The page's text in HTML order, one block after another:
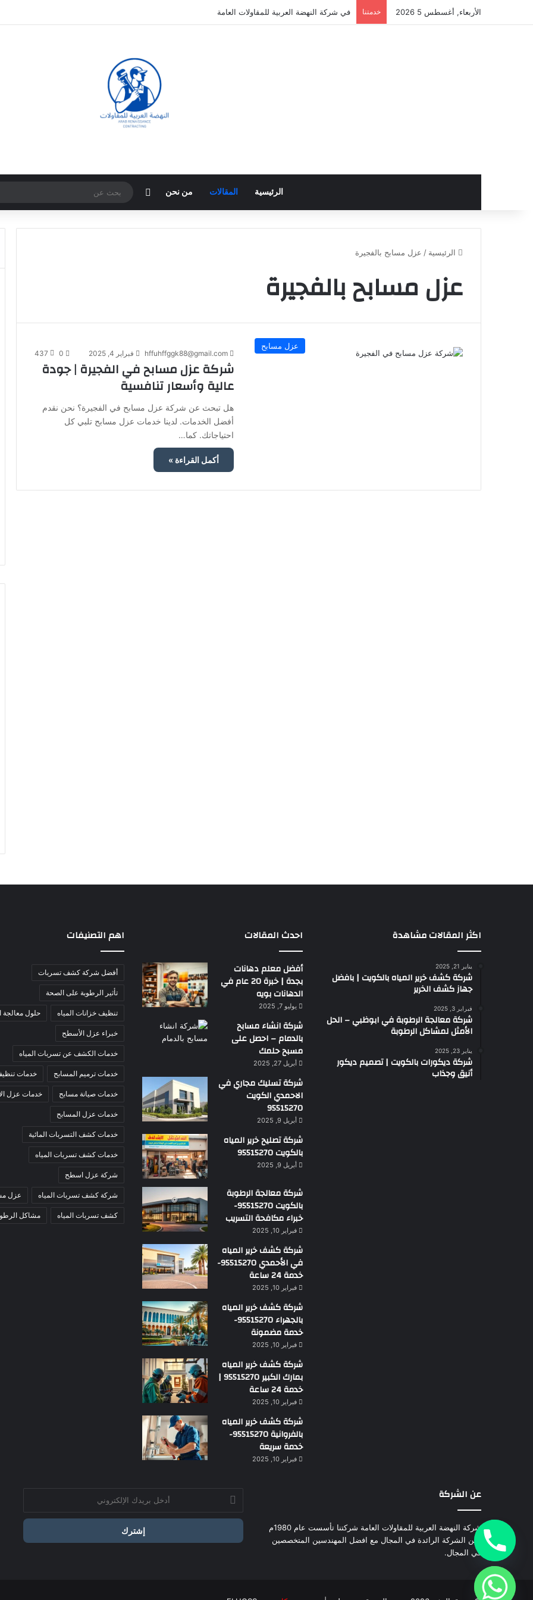
الأربعاء, أغسطس 5 2026 خدمتنا في شركة النهضة العربية للمقاولات العامة
الرئيسية المقالات من نحن مقال عشوائي
الرئيسية / عزل مسابح بالفجيرة
عزل مسابح بالفجيرة
عزل مسابح
hffuhffggk88@gmail.com فبراير 4, 2025 0
437
شركة عزل مسابح في الفجيرة | جودة
عالية وأسعار تنافسية
هل تبحث عن شركة عزل مسابح في الفجيرة؟ نحن نقدم
أفضل الخدمات. لدينا خدمات عزل مسابح تلبي كل
احتياجاتك. كما…
أكمل القراءة »
اكثر المقالات مشاهدة
يناير 21, 2025
شركة كشف خرير المياه بالكويت | بافضل
جهاز كشف الخرير
فبراير 3, 2025
شركة معالجة الرطوبة في ابوظبي – الحل
الأمثل لمشاكل الرطوبة
يناير 23, 2025
شركة ديكورات بالكويت | تصميم ديكور
أنيق وجذاب
احدث المقالات
أفضل معلم دهانات
بجدة | خبرة 20 عام في
الدهانات بويه
يوليو 7, 2025
شركة انشاء مسابح
بالدمام – احصل على
مسبح حلمك
أبريل 27, 2025
شركة تسليك مجاري في
الاحمدي الكويت
95515270
أبريل 9, 2025
شركة تصليح خرير المياه
بالكويت 95515270
أبريل 9, 2025
شركة معالجة الرطوبة
بالكويت 95515270-
خبراء مكافحة التسريب
فبراير 10, 2025
شركة كشف خرير المياه
في الأحمدي 95515270-
خدمة 24 ساعة
فبراير 10, 2025
شركة كشف خرير المياه
بالجهراء 95515270-
خدمة مضمونة
فبراير 10, 2025
شركة كشف خرير المياه
بمارك الكبير 95515270 |
خدمة 24 ساعة
فبراير 10, 2025
شركة كشف خرير المياه
بالفروانية 95515270-
خدمة سريعة
فبراير 10, 2025
اهم التصنيفات
أفضل شركة كشف تسربات
تأثير الرطوبة على الصحة
تنظيف خزانات المياه حلول معالجة
خبراء عزل الأسطح
خدمات الكشف عن تسربات المياه
خدمات ترميم المسابح خدمات
خدمات صيانة مسابح خدمات عزل
خدمات عزل المسابح
خدمات كشف التسربات المائية
خدمات كشف تسربات المياه
شركة عزل اسطح
شركة كشف تسربات المياه عزل
كشف تسربات المياه مشاكل
عن الشركة
شركة النهضة العربية للمقاولات العامة شركتنا تأسست عام 1980م
نحن الشركة الرائدة في المجال مع افضل المهندسين المتخصصين
في المجال.
بريدك
الإلكتروني